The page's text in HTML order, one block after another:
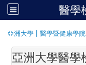
醫學
亞洲大學 | 醫學暨健康學院
亞洲大學醫學